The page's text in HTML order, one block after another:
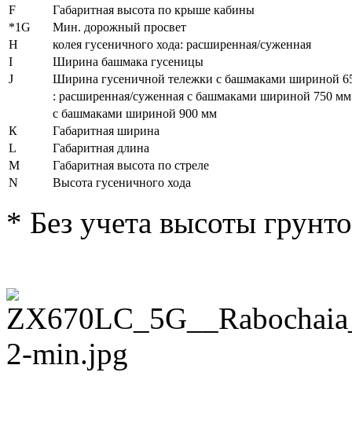
F
Габаритная высота по крыше кабины
*1G
Мин. дорожный просвет
Н
колея гусеничного хода: расширенная/суженная
I
Ширина башмака гусеницы
J
Ширина гусеничной тележки с башмаками шириной
: расширенная/суженная с башмаками шириной 750 мм
с башмаками шириной 900 мм
К
Габаритная ширина
L
Габаритная длина
М
Габаритная высота по стреле
N
Высота гусеничного хода
* Без учета высоты